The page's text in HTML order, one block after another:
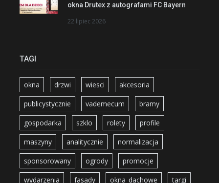
okna Drutex z autografami FC Bayern
22 lipiec 2026
TAGI
okna drzwi wiesci akcesoria
publicystycznie vademecum bramy
gospodarka szklo rolety profile
maszyny analitycznie normalizacja
sponsorowany ogrody promocje
wydarzenia fasady okna_dachowe targi